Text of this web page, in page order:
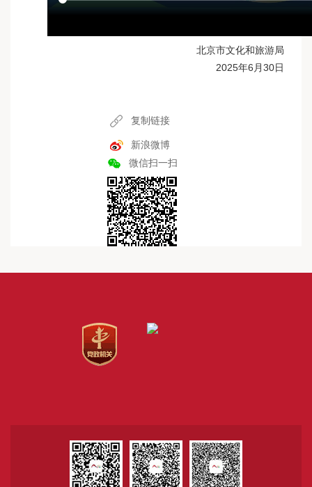
北京市文化和旅游局
2025年6月30日
复制链接
新浪微博
微信扫一扫